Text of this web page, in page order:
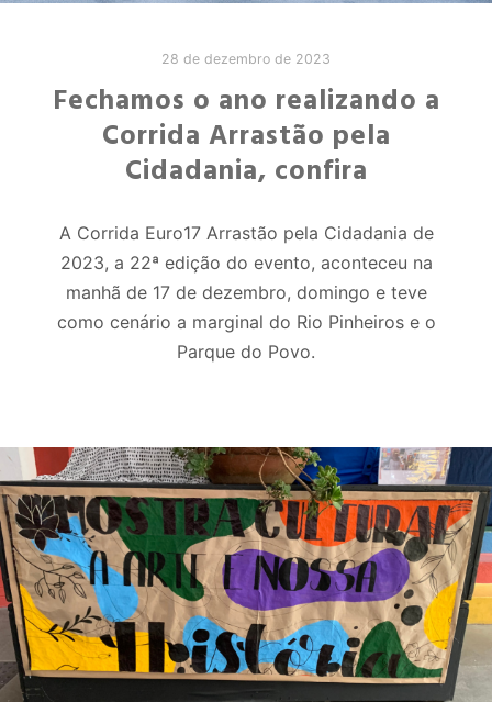
28 de dezembro de 2023
Fechamos o ano realizando a
Corrida Arrastão pela
Cidadania, confira
A Corrida Euro17 Arrastão pela Cidadania de
2023, a 22ª edição do evento, aconteceu na
manhã de 17 de dezembro, domingo e teve
como cenário a marginal do Rio Pinheiros e o
Parque do Povo.